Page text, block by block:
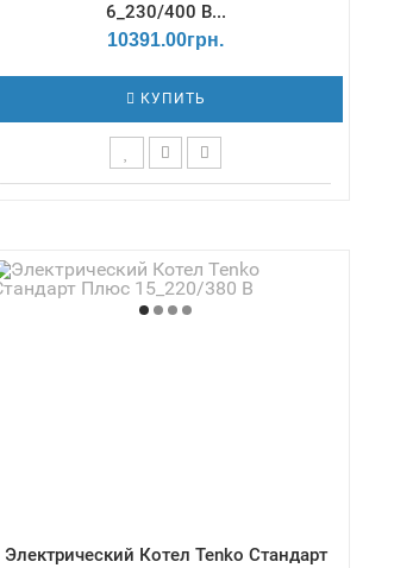
6_230/400 В...
10391.00грн.
КУПИТЬ
Емкость теплообменника, дм3 - 1,8 /
Количество ступеней мощности - 3
Электрический Котел Tenko Cтандарт